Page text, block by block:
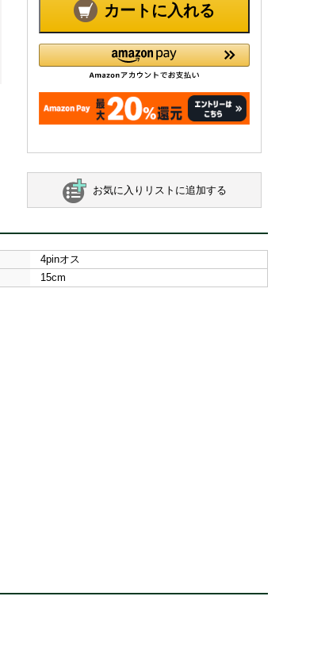
カートに入れる
お気に入りリストに追加する
4pinオス
15cm